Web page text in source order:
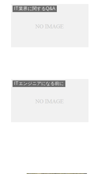
IT業界に関するQ&A
ITエンジニアになる前に